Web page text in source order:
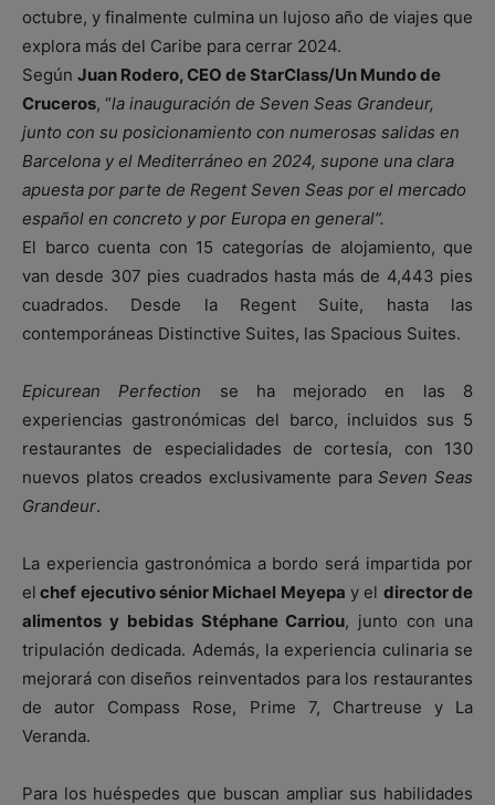
octubre, y finalmente culmina un lujoso año de viajes que
explora más del Caribe para cerrar 2024.
Según Juan Rodero, CEO de StarClass/Un Mundo de
Cruceros, “la inauguración de Seven Seas Grandeur,
junto con su posicionamiento con numerosas salidas en
Barcelona y el Mediterráneo en 2024, supone una clara
apuesta por parte de Regent Seven Seas por el mercado
español en concreto y por Europa en general”.
El barco cuenta con 15 categorías de alojamiento, que
van desde 307 pies cuadrados hasta más de 4,443 pies
cuadrados. Desde la Regent Suite, hasta las
contemporáneas Distinctive Suites, las Spacious Suites.
Epicurean Perfection se ha mejorado en las 8
experiencias gastronómicas del barco, incluidos sus 5
restaurantes de especialidades de cortesía, con 130
nuevos platos creados exclusivamente paraSeven Seas
Grandeur.
La experiencia gastronómica a bordo será impartida por
el chef ejecutivo sénior Michael Meyepa y el director de
alimentos y bebidas Stéphane Carriou, junto con una
tripulación dedicada. Además, la experiencia culinaria se
mejorará con diseños reinventados para los restaurantes
de autor Compass Rose, Prime 7, Chartreuse y La
Veranda.
Para los huéspedes que buscan ampliar sus habilidades